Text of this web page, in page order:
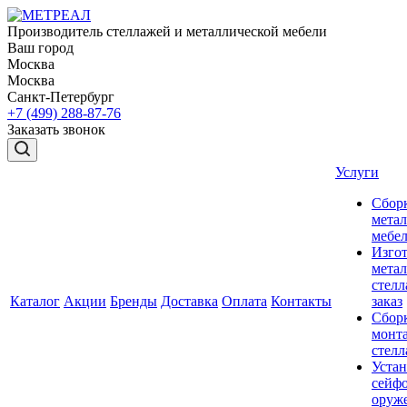
Производитель стеллажей и металлической мебели
Ваш город
Москва
Москва
Санкт-Петербург
+7 (499) 288-87-76
Заказать звонок
Каталог Акции Бренды Доставка Оплата Контакты
Услуги
заказ